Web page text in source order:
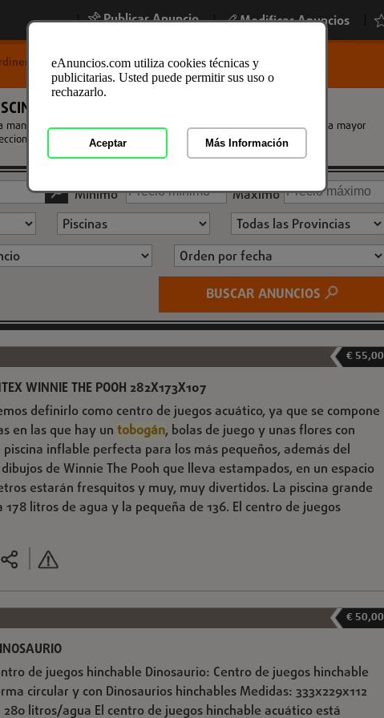
| Publicar Anuncio | Modificar Anuncios
Piscinas
DE SEGUNDA MANO
de ocasion, nuevos y usados a los mejores precios. Encuentra la mayor
Mínimo Máximo
BUSCAR ANUNCIOS
€ 55,00
WINNIE THE POOH 282X173X107
definirlo como centro de juegos acuático, ya que se compone
en las que hay un tobogán, bolas de juego y unas flores con
inflable perfecta para los más pequeños, además del
de Winnie The Pooh que lleva estampados, en un espacio
estarán fresquitos y muy, muy divertidos. La piscina grande
litros de agua y la pequeña de 136. El centro de juegos
€ 50,00
de juegos hinchable Dinosaurio: Centro de juegos hinchable
circular y con Dinosaurios hinchables Medidas: 333x229x112
litros/agua El centro de juegos hinchable acuático está
eAnuncios.com utiliza cookies técnicas y
publicitarias. Usted puede permitir sus uso o
rechazarlo.
Aceptar Más Información